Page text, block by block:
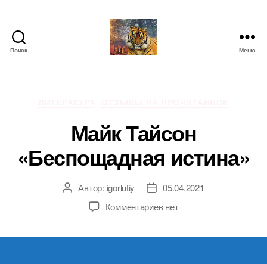
Поиск Меню
Майк Тайсон
«Беспощадная истина»
Автор
записи
Автор: igorlutiy
Дата05.04.2021
Комментариевк
нет